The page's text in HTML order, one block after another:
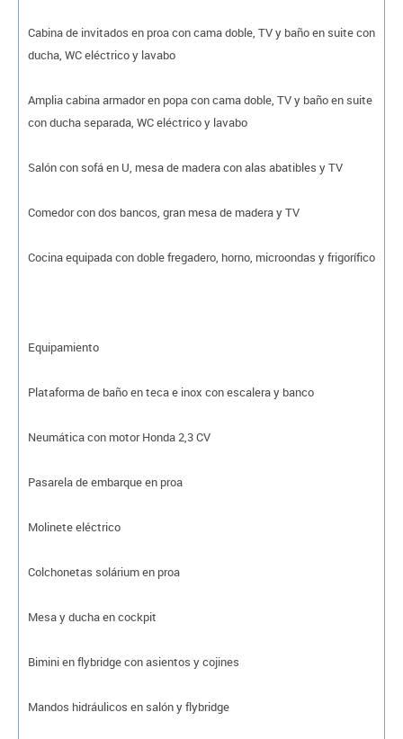
Cabina de invitados en proa con cama doble, TV y baño en suite con
ducha, WC eléctrico y lavabo
Amplia cabina armador en popa con cama doble, TV y baño en suite
con ducha separada, WC eléctrico y lavabo
Salón con sofá en U, mesa de madera con alas abatibles y TV
Comedor con dos bancos, gran mesa de madera y TV
Cocina equipada con doble fregadero, horno, microondas y frigorífico
Equipamiento
Plataforma de baño en teca e inox con escalera y banco
Neumática con motor Honda 2,3 CV
Pasarela de embarque en proa
Molinete eléctrico
Colchonetas solárium en proa
Mesa y ducha en cockpit
Bimini en flybridge con asientos y cojines
Mandos hidráulicos en salón y flybridge